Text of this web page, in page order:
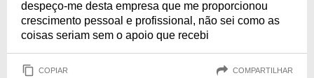
despeço-me desta empresa que me proporcionou
crescimento pessoal e profissional, não sei como as
coisas seriam sem o apoio que recebi
COPIAR COMPARTILHAR